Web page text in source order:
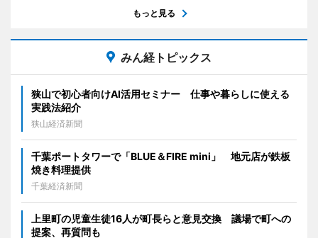
もっと見る
みん経トピックス
狭山で初心者向けAI活用セミナー 仕事や暮らしに使える
実践法紹介
狭山経済新聞
千葉ポートタワーで「BLUE＆FIRE mini」 地元店が鉄板
焼き料理提供
千葉経済新聞
上里町の児童生徒16人が町長らと意見交換 議場で町への
提案、再質問も